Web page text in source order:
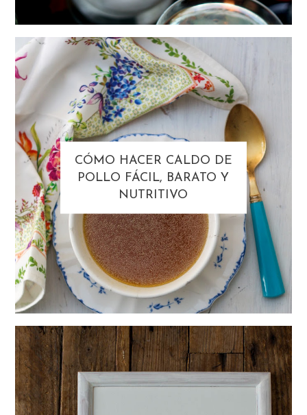
CÓMO HACER CALDO DE
POLLO FÁCIL, BARATO Y
NUTRITIVO